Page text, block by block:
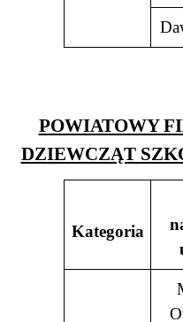
POWIATOWY
DZIEWCZĄT
Kategoria